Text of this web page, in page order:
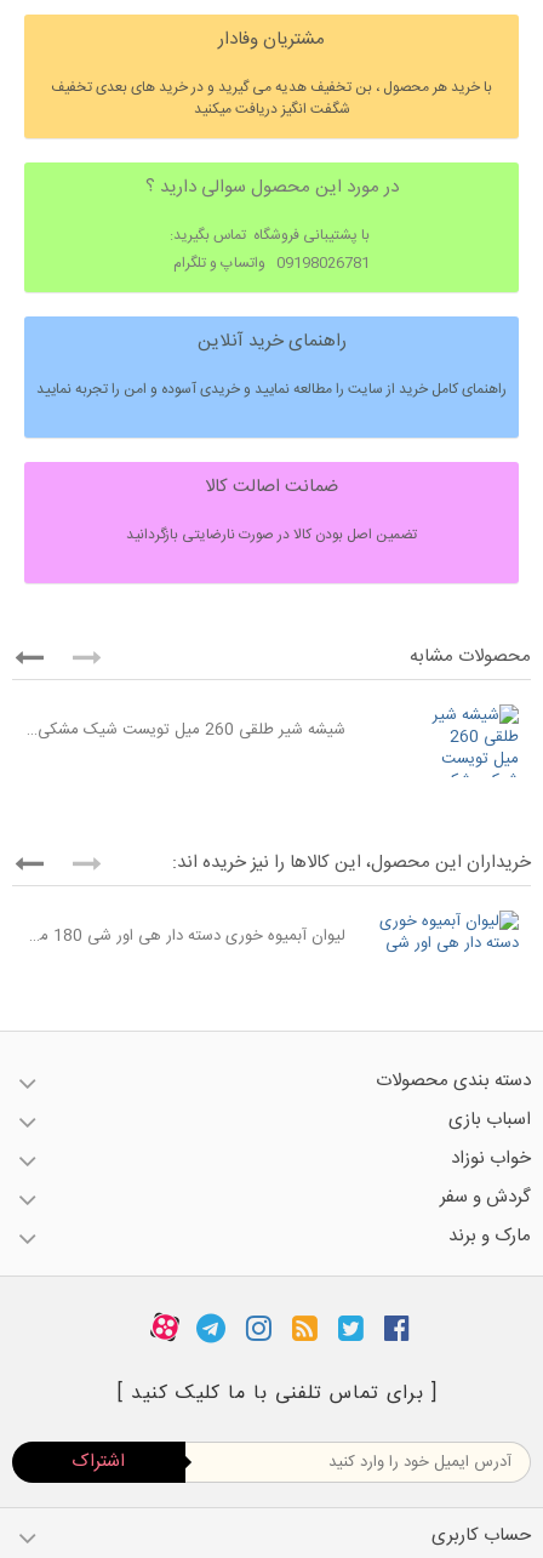
مشتریان وفادار
با خرید هر محصول ، بن تخفیف هدیه می گیرید و در خرید های بعدی تخفیف
شگفت انگیز دریافت میکنید
در مورد این محصول سوالی دارید ؟
با پشتیبانی فروشگاه تماس بگیرید:
09198026781 واتساپ و تلگرام
راهنمای خرید آنلاین
راهنمای کامل خرید از سایت را مطالعه نمایید و خریدی آسوده و امن را تجربه نمایید
ضمانت اصالت کالا
تضمین اصل بودن کالا در صورت نارضایتی بازگردانید
محصولات مشابه
شیشه شیر طلقی 260 میل تویست شیک مشکی Twistshake
خریداران این محصول، این کالاها را نیز خریده اند:
لیوان آبمیوه خوری دسته دار هی اور شی 180 میل صورتی heorshe
دسته بندی محصولات
اسباب بازی
خواب نوزاد
گردش و سفر
مارک و برند
[ برای تماس تلفنی با ما کلیک کنید ]
اشتراک
حساب کاربری